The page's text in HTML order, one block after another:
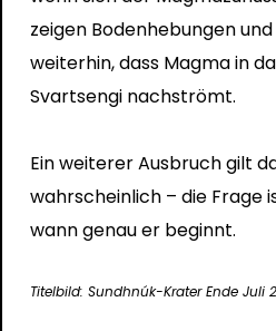
zeigen Bodenhebungen
weiterhin, dass Magma in
Svartsengi nachströmt.
Ein weiterer Ausbruch gilt
wahrscheinlich – die Frage
wann genau er beginnt.
Titelbild: Sundhnúk-Krater Ende Juli
News Tourismus
Litla Kaffistofan an
ausgebaut werden
Mirjam Lassak Aug. 7,
Kaffistofan zwischen